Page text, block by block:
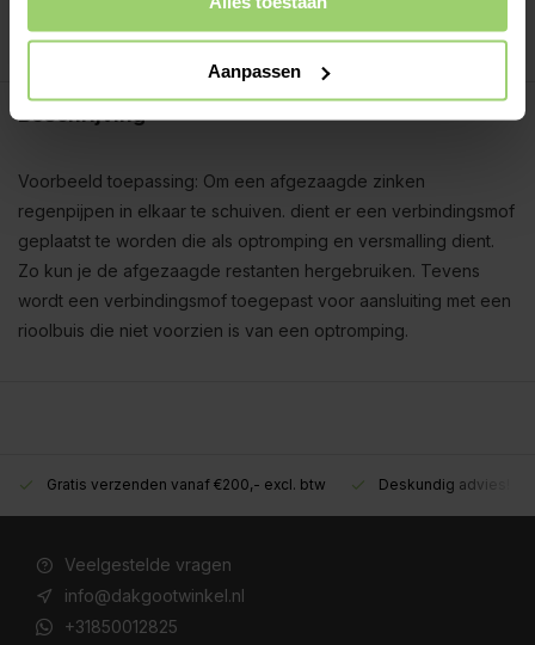
Aanpassen
Meer dan 10 jaar tevreden shoppers!
Beschrijving
Voorbeeld toepassing: Om een afgezaagde zinken
regenpijpen in elkaar te schuiven. dient er een verbindingsmof
geplaatst te worden die als optromping en versmalling dient.
Zo kun je de afgezaagde restanten hergebruiken. Tevens
wordt een verbindingsmof toegepast voor aansluiting met een
rioolbuis die niet voorzien is van een optromping.
Gratis verzenden vanaf €200,- excl. btw Deskundig advies!
Veelgestelde vragen
info@dakgootwinkel.nl
+31850012825